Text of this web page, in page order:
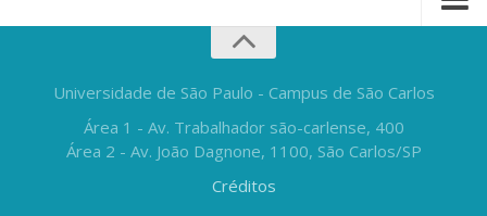
Universidade de São Paulo - Campus de São Carlos
Área 1 - Av. Trabalhador são-carlense, 400
Área 2 - Av. João Dagnone, 1100, São Carlos/SP
Créditos